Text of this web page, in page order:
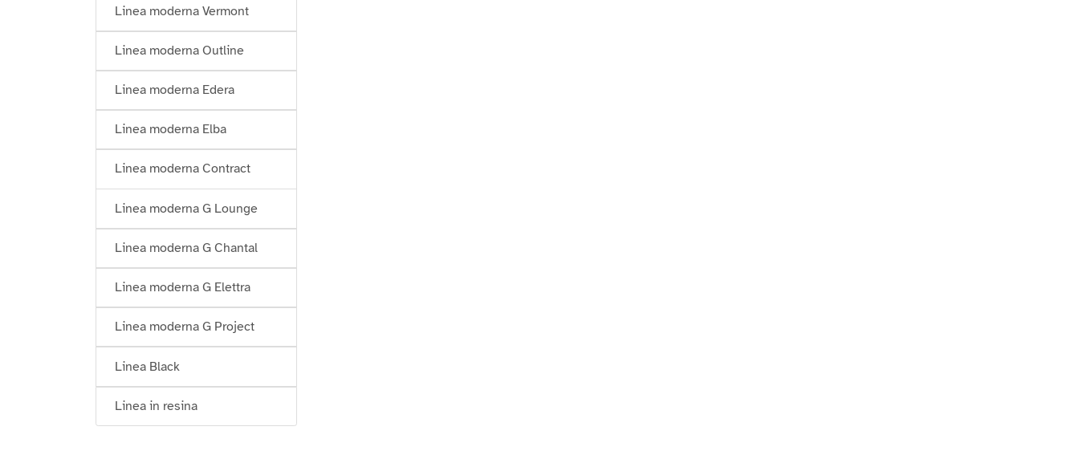
Linea moderna Vermont
Linea moderna Outline
Linea moderna Edera
Linea moderna Elba
Linea moderna Contract
Linea moderna G Lounge
Linea moderna G Chantal
Linea moderna G Elettra
Linea moderna G Project
Linea Black
Linea in resina